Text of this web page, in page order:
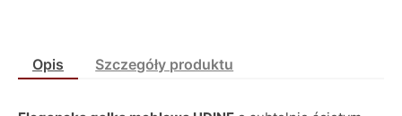
Opis Szczegóły produktu